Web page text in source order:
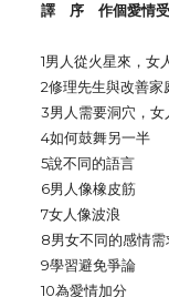
譯 序 作個愛情
1男人從火星來，
2修理先生與改善
3男人需要洞穴，
4如何鼓舞另一半
5說不同的語言
6男人像橡皮筋
7女人像波浪
8男女不同的感情
9學習避免爭論
10為愛情加分